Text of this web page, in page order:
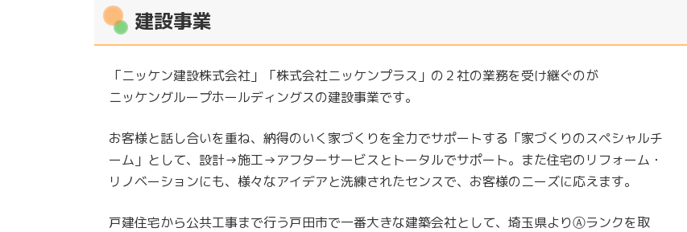
建設事業
「ニッケン建設株式会社」「株式会社ニッケンプラス」の２社の業務を受け継ぐのが
ニッケングループホールディングスの建設事業です。
お客様と話し合いを重ね、納得のいく家づくりを全力でサポートする「家づくりのスペシャルチ
ーム」として、設計→施工→アフターサービスとトータルでサポート。また住宅のリフォーム・
リノベーションにも、様々なアイデアと洗練されたセンスで、お客様のニーズに応えます。
戸建住宅から公共工事まで行う戸田市で一番大きな建築会社として、埼玉県よりⒶランクを取